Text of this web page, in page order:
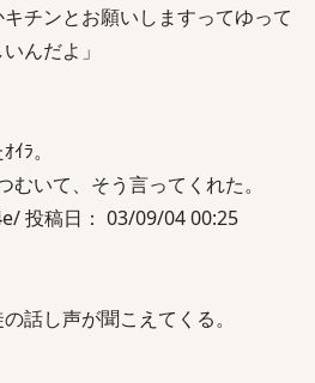
キチンとお願いしますってゆって
んだよ」
ﾗ。
むいて、そう言ってくれた。
投稿日： 03/09/04 00:25
話し声が聞こえてくる。